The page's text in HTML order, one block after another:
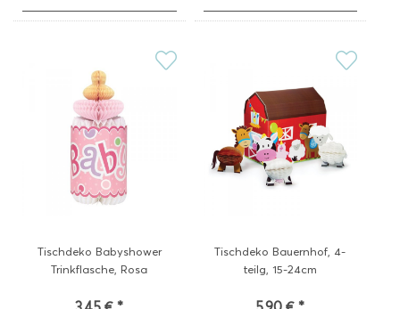
Tischdeko Babyshower
Trinkflasche, Rosa
Tischdeko Bauernhof, 4-
teilg, 15-24cm